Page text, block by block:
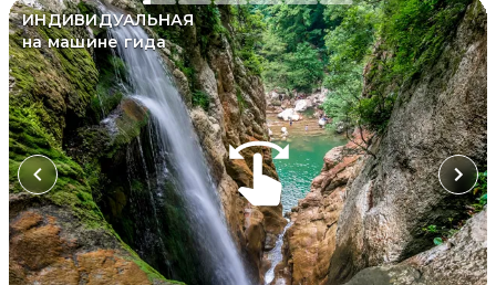
ИНДИВИДУАЛЬНАЯ
на машине гида